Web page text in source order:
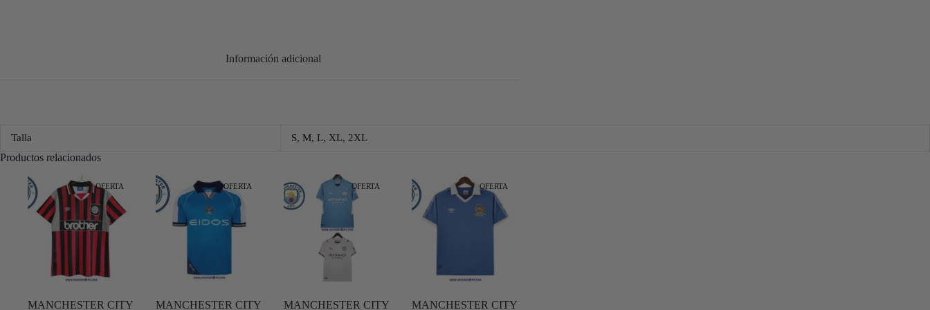
Información adicional
Talla S, M, L, XL, 2XL
Productos relacionados
OFERTA
MANCHESTER CITY
OFERTA
MANCHESTER CITY
OFERTA
MANCHESTER CITY
OFERTA
MANCHESTER CITY